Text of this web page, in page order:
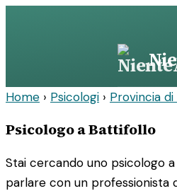
Home › Psicologi › Provincia
Psicologo a Battifollo
Stai cercando uno psicologo
parlare con un professionista